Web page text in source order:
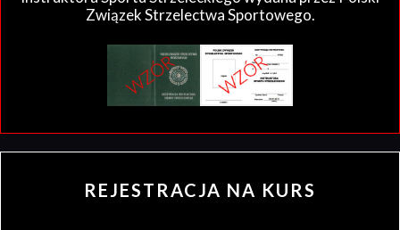
Związek Strzelectwa Sportowego.
REJESTRACJA NA KURS